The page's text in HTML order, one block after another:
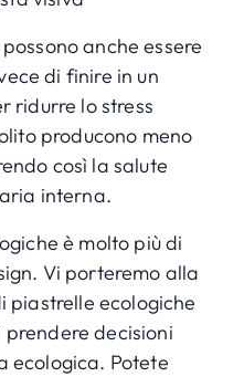
anche essere
di finire in un
ridurre lo stress
producono meno
così la salute
interna.
è molto più di
Vi porteremo alla
piastrelle ecologiche
decisioni
ecologica. Potete